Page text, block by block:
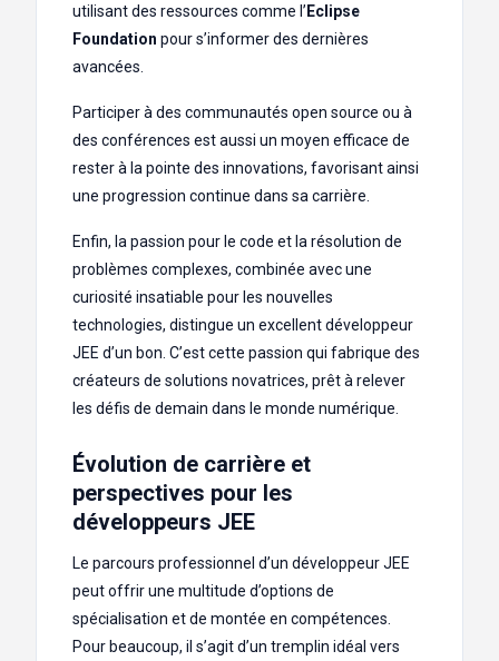
utilisant des ressources comme l’Eclipse
Foundation pour s’informer des dernières
avancées.
Participer à des communautés open source ou à
des conférences est aussi un moyen efficace de
rester à la pointe des innovations, favorisant ainsi
une progression continue dans sa carrière.
Enfin, la passion pour le code et la résolution de
problèmes complexes, combinée avec une
curiosité insatiable pour les nouvelles
technologies, distingue un excellent développeur
JEE d’un bon. C’est cette passion qui fabrique des
créateurs de solutions novatrices, prêt à relever
les défis de demain dans le monde numérique.
Évolution de carrière et
perspectives pour les
développeurs JEE
Le parcours professionnel d’un développeur JEE
peut offrir une multitude d’options de
spécialisation et de montée en compétences.
Pour beaucoup, il s’agit d’un tremplin idéal vers